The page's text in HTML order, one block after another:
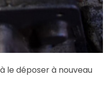
le déposer à nouveau